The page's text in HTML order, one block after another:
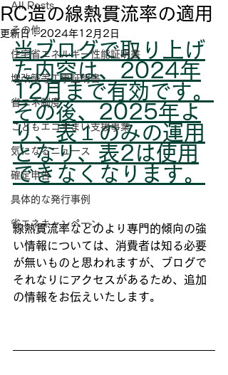
All Posts
その他
住宅省エネルギー性能証明書
増改築等工事証明書
省エネ制度
こどもエコすまい支援事業
気になるニュース
確定申告
具体的な発行事例
省エネキャンペーン
RC造の線熱貫流率の適用
更新日：2024年12月2日
当ブログで取り上げ
た内容は、2024年
12月まで有効です。
その後、2025年よ
り、表１のみの運用
となり、表2は使用
できなくなります。
線熱貫流率などのより専門的傾向の強
い情報については、消費者は知る必要
が無いものと思われますが、ブログで
それなりにアクセスがあるため、追加
の情報をお伝えいたします。